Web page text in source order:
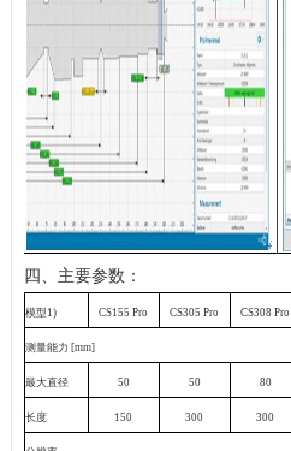
四、主要参数：
模型 1) CS155 Pro CS305 Pro CS308 Pro
测量能力 [mm]
最大直径 50 50 80
长度 150 300 300